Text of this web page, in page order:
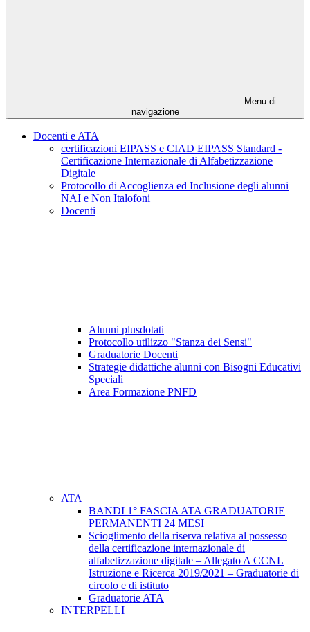
Menu di
navigazione
Docenti e ATA
certificazioni EIPASS e CIAD EIPASS Standard -
Certificazione Internazionale di Alfabetizzazione
Digitale
Protocollo di Accoglienza ed Inclusione degli alunni
NAI e Non Italofoni
Docenti
Alunni plusdotati
Protocollo utilizzo "Stanza dei Sensi"
Graduatorie Docenti
Strategie didattiche alunni con Bisogni Educativi
Speciali
Area Formazione PNFD
ATA
BANDI 1° FASCIA ATA GRADUATORIE
PERMANENTI 24 MESI
Scioglimento della riserva relativa al possesso
della certificazione internazionale di
alfabetizzazione digitale – Allegato A CCNL
Istruzione e Ricerca 2019/2021 – Graduatorie di
circolo e di istituto
Graduatorie ATA
INTERPELLI